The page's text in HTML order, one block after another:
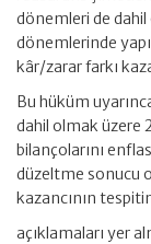
dönemleri de
dönemlerinde
kâr/zarar farkı
Bu hüküm
dahil olmak üzere
bilançolarını
düzeltme sonucu
kazancının
açıklamaları yer